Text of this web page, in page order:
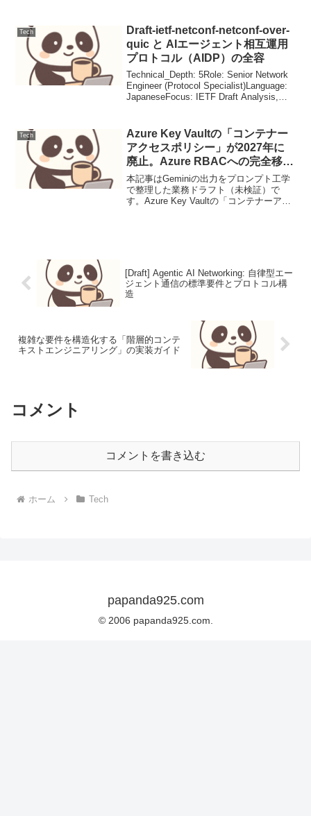
動化において、PowerS...
Tech
Draft-ietf-netconf-netconf-over-
quic と AIエージェント相互運用
プロトコル（AIDP）の全容
Technical_Depth: 5Role: Senior Network
Engineer (Protocol Specialist)Language:
JapaneseFocus: IETF Draft Analysis,
Tech
Azure Key Vaultの「コンテナー
アクセスポリシー」が2027年に
廃止。Azure RBACへの完全移行
が必須に
本記事はGeminiの出力をプロンプト工学
で整理した業務ドラフト（未検証）で
す。Azure Key Vaultの「コンテナーアク
[Draft] Agentic AI Networking: 自律型エー
ジェント通信の標準要件とプロトコル構
造
複雑な要件を構造化する「階層的コンテ
キストエンジニアリング」の実装ガイド
コメント
コメントを書き込む
ホーム Tech
papanda925.com
© 2006 papanda925.com.